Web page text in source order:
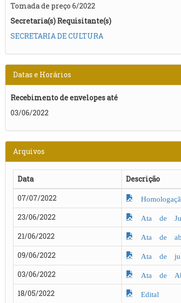
Tomada de preço 6/2022
Secretaria(s) Requisitante(s)
SECRETARIA DE CULTURA
Datas e Horários
Recebimento de envelopes até
03/06/2022
Arquivos
Data Descrição
07/07/2022
23/06/2022
Ata de
21/06/2022
Ata de
09/06/2022
Ata de
03/06/2022
Ata de
18/05/2022
Edital